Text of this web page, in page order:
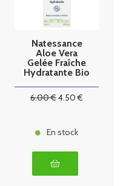
Natessance
Aloe Vera
Gelée Fraîche
Hydratante Bio
6.00€4.50 €
En stock